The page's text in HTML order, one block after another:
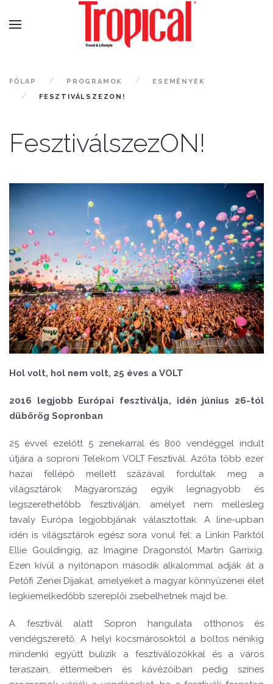
FŐLAP PROGRAMOK
ESEMÉNYEK
FESZTIVÁLSZEZON!
FesztiválszezON!
Hol volt, hol nem volt, 25 éves a VOLT
2016 legjobb Európai fesztiválja, idén június 26-tól
dübörög Sopronban
25 évvel ezelőtt 5 zenekarral és 800 vendéggel indult
útjára a soproni Telekom VOLT Fesztivál. Azóta több ezer
hazai fellépő mellett százával fordultak meg a
világsztárok Magyarország egyik legnagyobb és
legszerethetőbb fesztiválján, amelyet nem mellesleg
tavaly Európa legjobbjának választottak. A line-upban
idén is világsztárok egész sora vonul fel: a Linkin Parktól
Ellie Gouldingig, az Imagine Dragonstól Martin Garrixig.
Ezen kívül a nyitónapon második alkalommal adják át a
Petőfi Zenei Díjakat, amelyeket a magyar könnyűzenei élet
legkiemelkedőbb szereplői zsebelhetnek majd be.
A fesztivál alatt Sopron hangulata otthonos és
vendégszerető. A helyi kocsmárosoktól a boltos nénikig
mindenki együtt bulizik a fesztiválozókkal és a város
teraszain, éttermeiben és kávézóiban pedig színes